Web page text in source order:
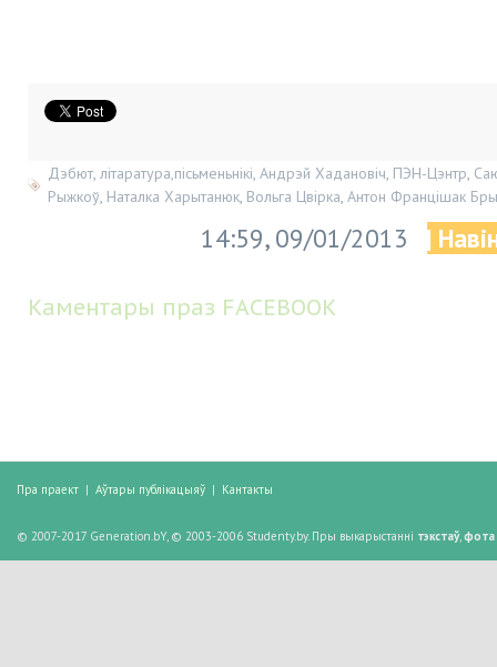
Дэбют, літаратура,пісьменьнікі, Андрэй Хадановіч, ПЭН-Цэнтр,
Рыжкоў, Наталка Харытанюк, Вольга Цвірка, Антон Францішак
14:59, 09/01/2013 |
Каментары праз FACEBOOK
Пра праект | Аўтары публікацыяў | Кантакты
© 2007-2017 Generation.bY, © 2003-2006 Studenty.by. Пры выкарыстанні тэкстаў, фота